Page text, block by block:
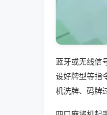
蓝牙或无线信
设好牌型等指
机洗牌、码牌